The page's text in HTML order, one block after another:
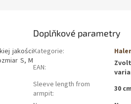
jakości
S, M
Doplňkové parametry
Kategorie:
EAN:
Sleeve length from
armpit:
30 cm